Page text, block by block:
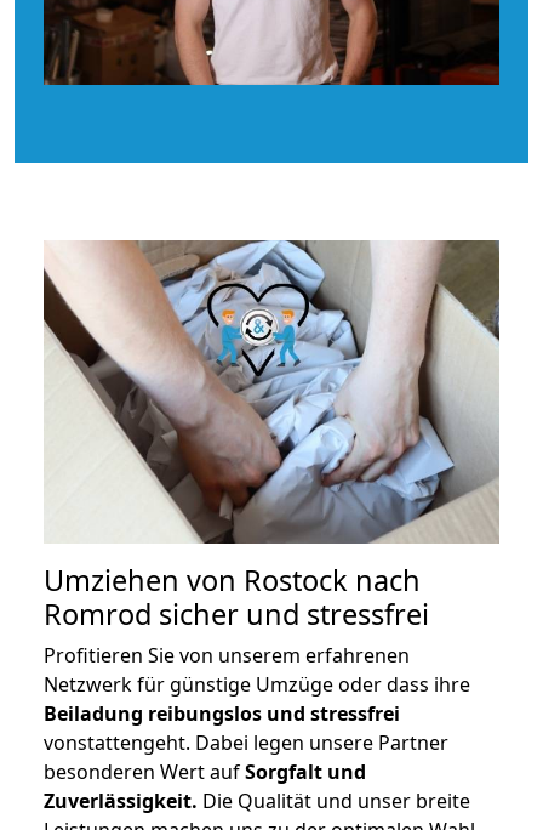
Umziehen von Rostock nach
Romrod sicher und stressfrei
Profitieren Sie von unserem erfahrenen
Netzwerk für günstige Umzüge oder dass ihre
Beiladung reibungslos und stressfrei
vonstattengeht. Dabei legen unsere Partner
besonderen Wert aufSorgfalt und
Zuverlässigkeit. Die Qualität und unser breite